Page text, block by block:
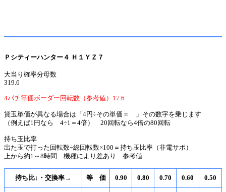
Ｐシティーハンター４ Ｈ１ＹＺ７
大当り確率分母数
319.6
4パチ等価ボーダー回転数（参考値）17.6
貸玉単価が異なる場合は「4円÷その単価＝ 」その数字を乗じます
（例えば1円なら 4÷1＝4倍） 20回転なら4倍の80回転
持ち玉比率
出た玉で打った回転数÷総回転数×100＝持ち玉比率（非電サポ）
上から約1～8時間 機種により差あり 参考値
持ち比↓・交換率→ 等 価 0.90 0.80 0.70 0.60 0.50